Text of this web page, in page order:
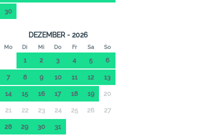
30
DEZEMBER - 2026
Mo Di Mi Do Fr Sa So
1 2 3 4 5 6
7 8 9 10 11 12 13
14 15 16 17 18 19 20
21 22 23 24 25 26 27
28 29 30 31